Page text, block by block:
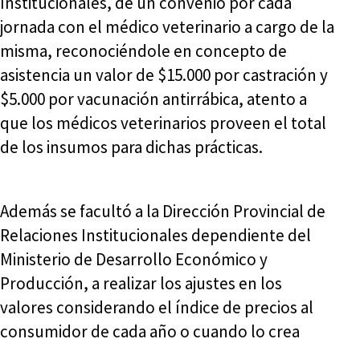
jornada con el médico veterinario a cargo de la
misma, reconociéndole en concepto de
asistencia un valor de $15.000 por castración y
$5.000 por vacunación antirrábica, atento a
que los médicos veterinarios proveen el total
de los insumos para dichas prácticas.
Además se facultó a la Dirección Provincial de
Relaciones Institucionales dependiente del
Ministerio de Desarrollo Económico y
Producción, a realizar los ajustes en los
valores considerando el índice de precios al
consumidor de cada año o cuando lo crea